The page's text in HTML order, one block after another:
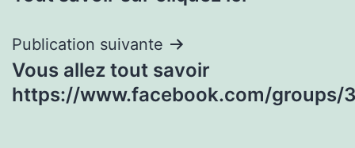
de
l’article
Publication suivante
Vous allez tout savoir
https://www.facebook.com/groups/